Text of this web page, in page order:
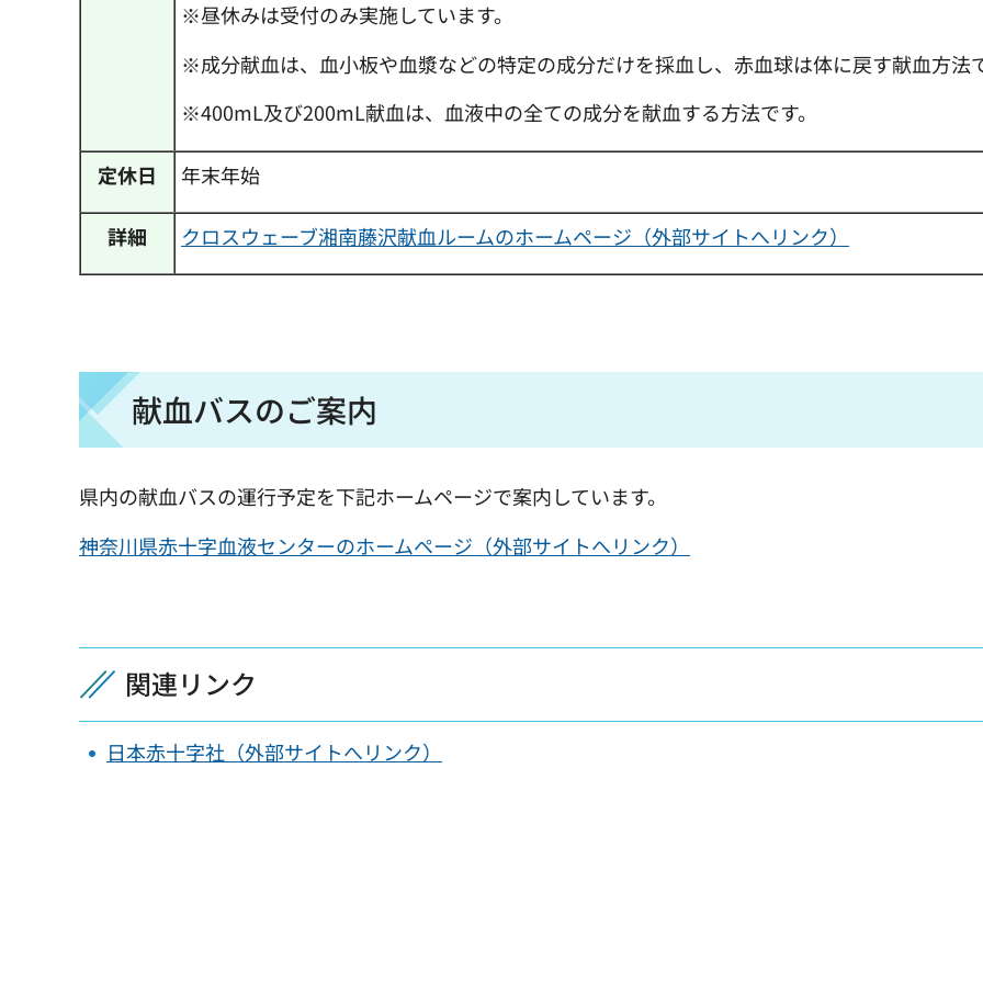
※昼休みは受付のみ実施しています。
※成分献血は、血小板や血漿などの特定の成分だけを採血し、赤血球は体に戻す献血方法
※400mL及び200mL献血は、血液中の全ての成分を献血する方法です。
定休日 年末年始
詳細 クロスウェーブ湘南藤沢献血ルームのホームページ（外部サイトへリンク）
献血バスのご案内
県内の献血バスの運行予定を下記ホームページで案内しています。
神奈川県赤十字血液センターのホームページ（外部サイトへリンク）
関連リンク
日本赤十字社（外部サイトへリンク）